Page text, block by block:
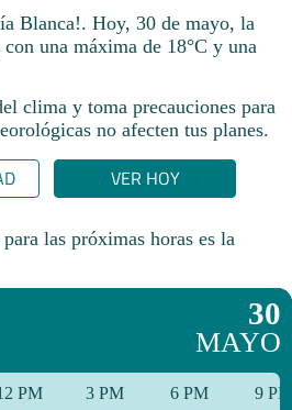
Blanca!. Hoy, 30 de mayo, la
con una máxima de 18°C y una
clima y toma precauciones para
no afecten tus planes.​
VER HOY
las próximas horas es la
30
MAYO
PM 3 PM 6 PM 9